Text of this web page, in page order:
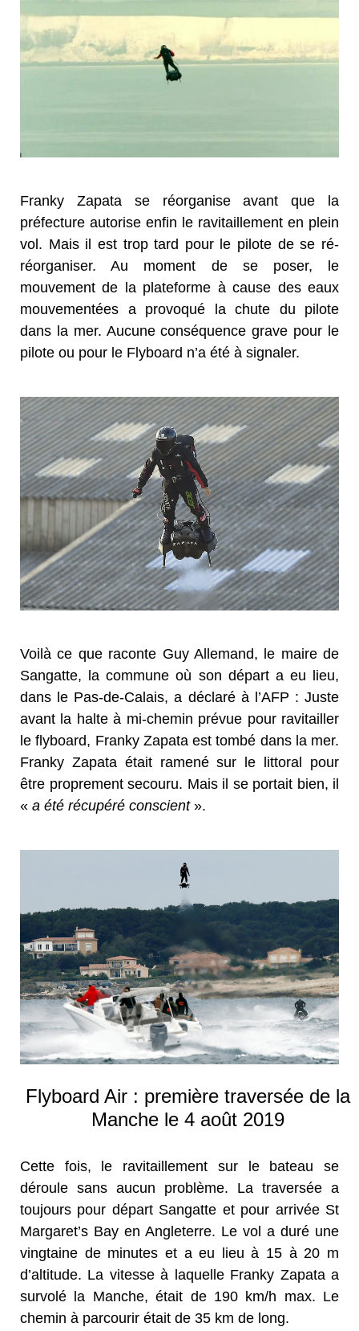
Franky Zapata se réorganise avant que la
préfecture autorise enfin le ravitaillement en plein
vol. Mais il est trop tard pour le pilote de se ré-
réorganiser. Au moment de se poser, le
mouvement de la plateforme à cause des eaux
mouvementées a provoqué la chute du pilote
dans la mer. Aucune conséquence grave pour le
pilote ou pour le Flyboard n’a été à signaler.
Voilà ce que raconte Guy Allemand, le maire de
Sangatte, la commune où son départ a eu lieu,
dans le Pas-de-Calais, a déclaré à l’AFP : Juste
avant la halte à mi-chemin prévue pour ravitailler
le flyboard, Franky Zapata est tombé dans la mer.
Franky Zapata était ramené sur le littoral pour
être proprement secouru. Mais il se portait bien, il
« a été récupéré conscient».
Flyboard Air : première traversée de la
Manche le 4 août 2019
Cette fois, le ravitaillement sur le bateau se
déroule sans aucun problème. La traversée a
toujours pour départ Sangatte et pour arrivée St
Margaret’s Bay en Angleterre. Le vol a duré une
vingtaine de minutes et a eu lieu à 15 à 20 m
d’altitude. La vitesse à laquelle Franky Zapata a
survolé la Manche, était de 190 km/h max. Le
chemin à parcourir était de 35 km de long.